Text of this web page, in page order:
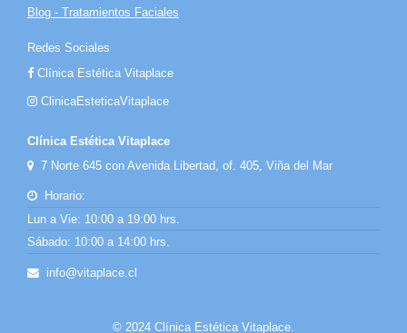
Blog - Tratamientos Faciales
Redes Sociales
Clínica Estética Vitaplace
ClinicaEsteticaVitaplace
Clínica Estética Vitaplace
7 Norte 645 con Avenida Libertad, of. 405, Viña del Mar
Horario:
Lun a Vie: 10:00 a 19:00 hrs.
Sábado: 10:00 a 14:00 hrs.
info@vitaplace.cl
© 2024 Clínica Estética Vitaplace.